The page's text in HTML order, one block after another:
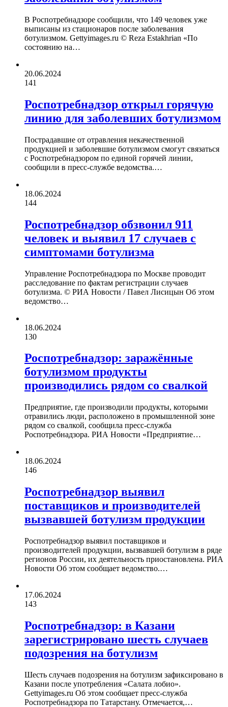
В Роспотребнадзоре сообщили, что 149 человек уже
выписаны из стационаров после заболевания
ботулизмом. Gettyimages.ru © Reza Estakhrian «По
состоянию на…
20.06.2024
141
Роспотребнадзор открыл горячую
линию для заболевших ботулизмом
Пострадавшие от отравления некачественной
продукцией и заболевшие ботулизмом смогут связаться
с Роспотребнадзором по единой горячей линии,
сообщили в пресс-службе ведомства.…
18.06.2024
144
Роспотребнадзор обзвонил 911
человек и выявил 17 случаев с
симптомами ботулизма
Управление Роспотребнадзора по Москве проводит
расследование по фактам регистрации случаев
ботулизма. © РИА Новости / Павел Лисицын Об этом
ведомство…
18.06.2024
130
Роспотребнадзор: заражённые
ботулизмом продукты
производились рядом со свалкой
Предприятие, где производили продукты, которыми
отравились люди, расположено в промышленной зоне
рядом со свалкой, сообщила пресс-служба
Роспотребнадзора. РИА Новости «Предприятие…
18.06.2024
146
Роспотребнадзор выявил
поставщиков и производителей
вызвавшей ботулизм продукции
Роспотребнадзор выявил поставщиков и
производителей продукции, вызвавшей ботулизм в ряде
регионов России, их деятельность приостановлена. РИА
Новости Об этом сообщает ведомство.…
17.06.2024
143
Роспотребнадзор: в Казани
зарегистрировано шесть случаев
подозрения на ботулизм
Шесть случаев подозрения на ботулизм зафиксировано в
Казани после употребления «Салата лобио».
Gettyimages.ru Об этом сообщает пресс-служба
Роспотребнадзора по Татарстану. Отмечается,…